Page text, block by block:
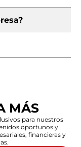
MÁS
para nuestros
oportunos y
financieras y